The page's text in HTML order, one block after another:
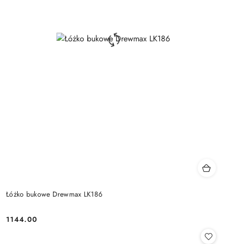
Łóżko bukowe Drewmax LK186
Cena:
1144.00